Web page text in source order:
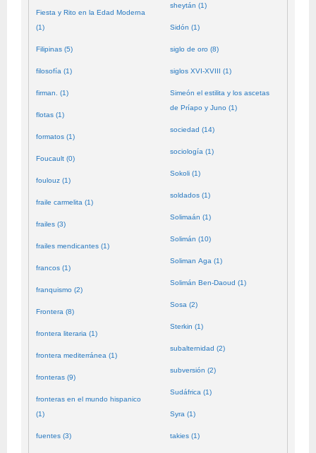
Fiesta y Rito en la Edad Moderna
(1)
Filipinas (5)
filosofía (1)
firman. (1)
flotas (1)
formatos (1)
Foucault (0)
foulouz (1)
fraile carmelita (1)
frailes (3)
frailes mendicantes (1)
francos (1)
franquismo (2)
Frontera (8)
frontera literaria (1)
frontera mediterránea (1)
fronteras (9)
fronteras en el mundo hispanico
(1)
fuentes (3)
sheytán (1)
Sidón (1)
siglo de oro (8)
siglos XVI-XVIII (1)
Simeón el estilita y los ascetas
de Príapo y Juno (1)
sociedad (14)
sociología (1)
Sokoli (1)
soldados (1)
Solimaán (1)
Solimán (10)
Soliman Aga (1)
Solimán Ben-Daoud (1)
Sosa (2)
Sterkin (1)
subalternidad (2)
subversión (2)
Sudáfrica (1)
Syra (1)
takies (1)